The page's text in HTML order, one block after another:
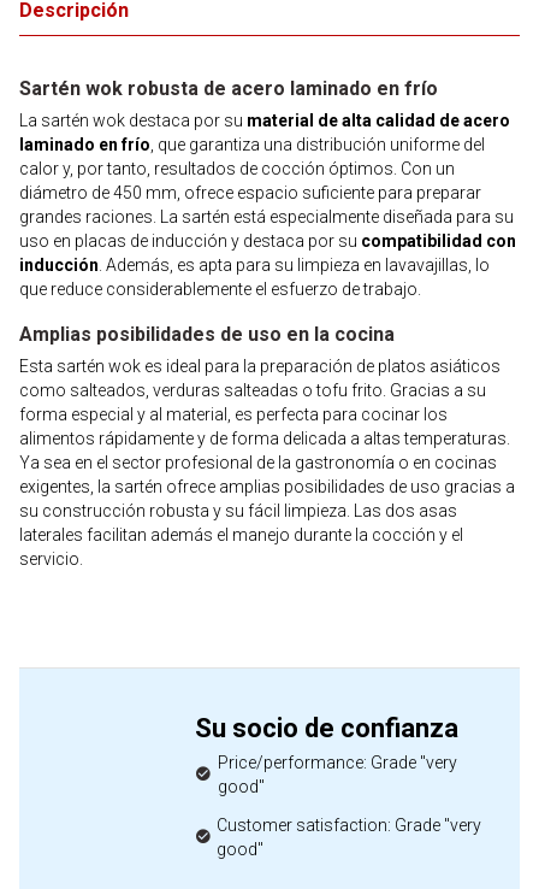
Descripción
Sartén wok robusta de acero laminado en frío
La sartén wok destaca por su material de alta calidad de acero
laminado en frío , que garantiza una distribución uniforme del
calor y, por tanto, resultados de cocción óptimos. Con un
diámetro de 450 mm, ofrece espacio suficiente para preparar
grandes raciones. La sartén está especialmente diseñada para su
uso en placas de inducción y destaca por su compatibilidad con
inducción . Además, es apta para su limpieza en lavavajillas, lo
que reduce considerablemente el esfuerzo de trabajo.
Amplias posibilidades de uso en la cocina
Esta sartén wok es ideal para la preparación de platos asiáticos
como salteados, verduras salteadas o tofu frito. Gracias a su
forma especial y al material, es perfecta para cocinar los
alimentos rápidamente y de forma delicada a altas temperaturas.
Ya sea en el sector profesional de la gastronomía o en cocinas
exigentes, la sartén ofrece amplias posibilidades de uso gracias a
su construcción robusta y su fácil limpieza. Las dos asas
laterales facilitan además el manejo durante la cocción y el
servicio.
Su socio de confianza
Price/performance: Grade "very
good"
Customer satisfaction: Grade "very
good"